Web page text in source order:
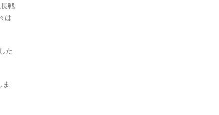
戦
は
た